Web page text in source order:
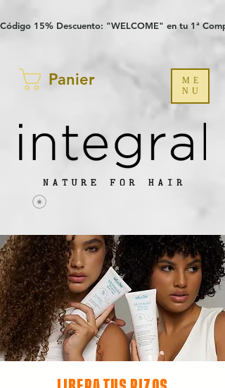
Código 15% Descuento: "WELCOME" en tu 1ª
Panier
ME
NU